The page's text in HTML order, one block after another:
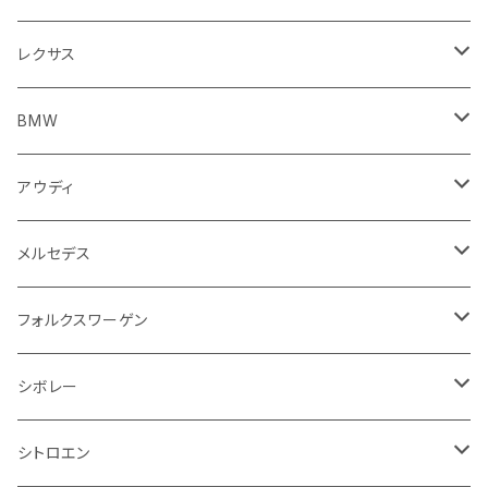
プジョー
ランドローバー
ルノー
キャデラック
アストンマーティン
シボレー
フォード
ジャガー
キャデラック
シボレー
シトロエン
アルファロメオ
ランドローバー
フィアット
BMW
キャデラック
シボレー
クライスラー
シトロエン
フィアット
ヒュンダイ
センタークラスター
グローブボックス
シフトレバー
センターコンソール
ステアリングホイール
ステアリング
パワーステアリング系
エンジン
エンジンVベルト
ラジエーター
KTM
プジョー
ハスクバーナ
ロイヤルエンフィールド
キムコ
SYM
収納用品
クラッチホース
ライト系
タンク系
キャブレター
その他
アクセルブレーキペダル
オイルクーラー
ケーブル系
吸気系
ラジエーター
ミラー
タイヤ回り系
エンジン回り
ミラー
サイドミラー
トランクマット
タンドラ
サイドミラー
ライト系
エンジン系部品
スポイラー
ワイパー系
バンパー
外装系
アームレスト
バイク 排気系
マフラー
サイドミラー
バイク ハンドル系
エンジン系
エンジンカバー
足回り系
サスペンション
フロントガラス回り
リアガラス回り
ライト系
インパネ周り
その他
トランクマット
足回り
フロントガラス回り
ワイパー
足回り系
フェンダー
バンパー
ライト系
ヘッドライト
トランクマット
運転席周り
アームレスト
フロントガラス回り
ワイパー
運転席周り
足回り
サスペンション
フロアマット
フロントガラス回り
ワイパー
その他
足回り系
フェンダー
レクサス
フロアマット
トランクマット
シートカバー
BMW
フロアマット
オーディオ系
サイドミラー
ハンドル系
その他
アウディ
フロアマット
プラグ系
イグニッションコイル
ブレーキ系
アンチロックブレーキ
運転席周り
メルセデス
フロアマット
リアバンパー
その他
フォルクスワーゲン
フロアマット
プラグ系
シボレー
フロアマット
シトロエン